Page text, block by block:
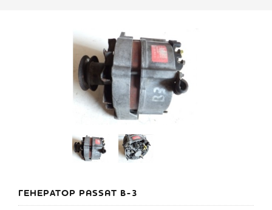
ГЕНЕРАТОР PASSAT B-3